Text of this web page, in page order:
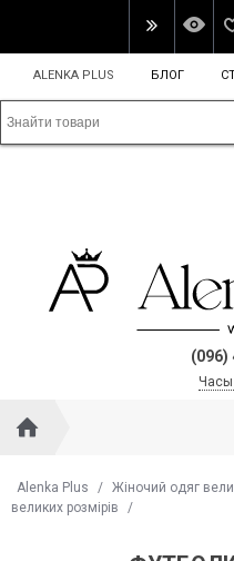
ALENKA PLUS БЛОГ
(096)
Часы
Alenka Plus / Жіночий одяг
великих розмірів
/